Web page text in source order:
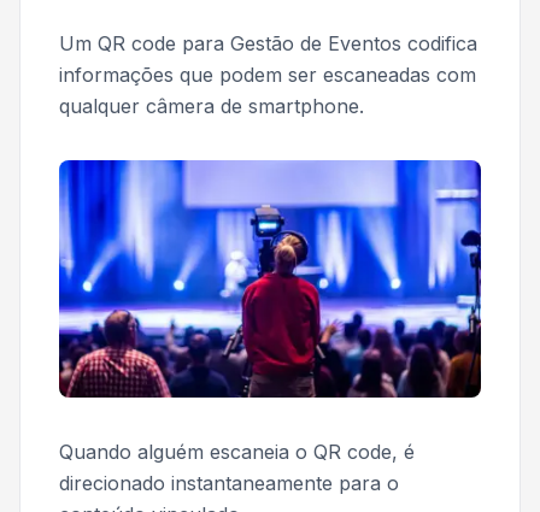
Um QR code para Gestão de Eventos codifica
informações que podem ser escaneadas com
qualquer câmera de smartphone.
Quando alguém escaneia o QR code, é
direcionado instantaneamente para o